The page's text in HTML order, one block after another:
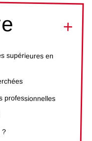
supérieures en
professionnelles
?